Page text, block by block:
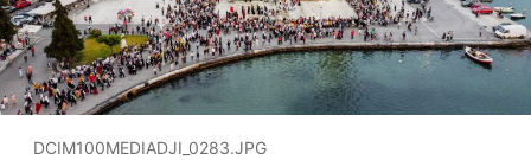
DCIM100MEDIADJI_0283.JPG